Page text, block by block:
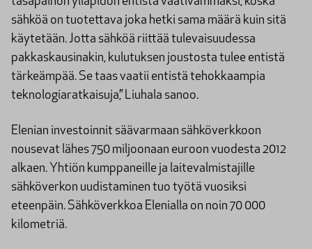
sähköä on tuotettava joka hetki sama määrä kuin sitä
käytetään. Jotta sähköä riittää tulevaisuudessa
pakkaskausinakin, kulutuksen joustosta tulee entistä
tärkeämpää. Se taas vaatii entistä tehokkaampia
teknologiaratkaisuja,” Liuhala sanoo.
Elenian investoinnit säävarmaan sähköverkkoon
nousevat lähes 750 miljoonaan euroon vuodesta 2012
alkaen. Yhtiön kumppaneille ja laitevalmistajille
sähköverkon uudistaminen tuo työtä vuosiksi
eteenpäin. Sähköverkkoa Elenialla on noin 70 000
kilometriä.